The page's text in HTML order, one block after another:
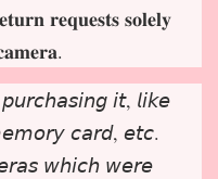
𝐫𝐞𝐪𝐮𝐞𝐬𝐭𝐬 𝐬𝐨𝐥𝐞𝐥𝐲
𝘪𝘵, 𝘭𝘪𝘬𝘦
𝘤𝘢𝘳𝘥, 𝘦𝘵𝘤.
𝘸𝘩𝘪𝘤𝘩 𝘸𝘦𝘳𝘦